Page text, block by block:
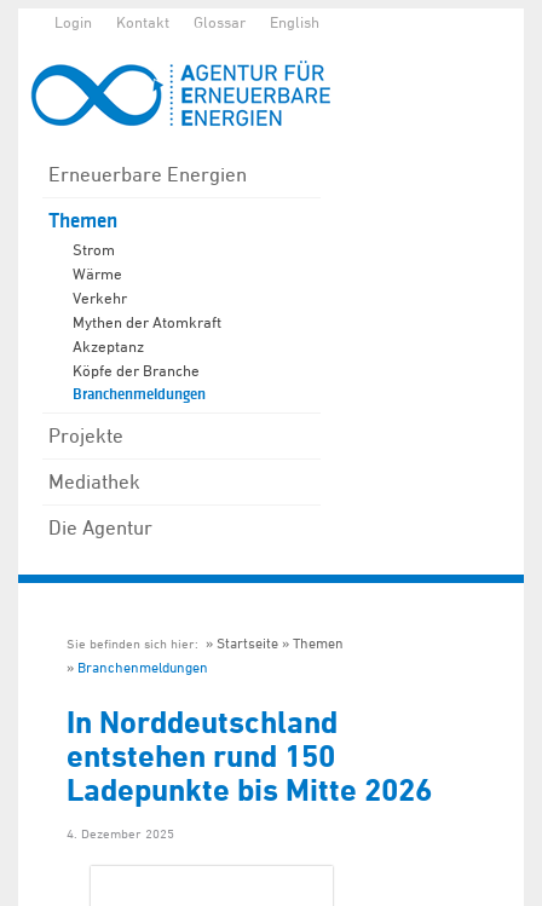
Login Kontakt Glossar English
Erneuerbare Energien
Themen
Strom
Wärme
Verkehr
Mythen der Atomkraft
Akzeptanz
Köpfe der Branche
Branchenmeldungen
Projekte
Mediathek
Die Agentur
Sie befinden sich hier: Startseite
Themen
Branchenmeldungen
In Norddeutschland
entstehen rund 150
Ladepunkte bis Mitte 2026
4. Dezember 2025